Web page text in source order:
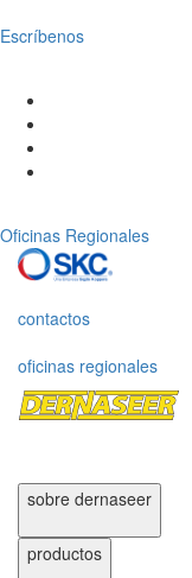
Escríbenos
Oficinas Regionales
contactos
oficinas regionales
sobre dernaseer
productos